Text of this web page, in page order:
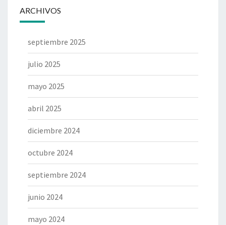
ARCHIVOS
septiembre 2025
julio 2025
mayo 2025
abril 2025
diciembre 2024
octubre 2024
septiembre 2024
junio 2024
mayo 2024